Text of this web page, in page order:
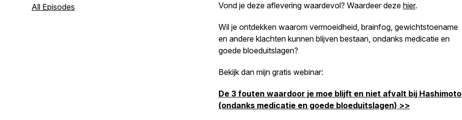
All Episodes Vond je deze aflevering waardevol? Waardeer deze hier.
Wil je ontdekken waarom vermoeidheid, brainfog, gewichtstoename
en andere klachten kunnen blijven bestaan, ondanks medicatie en
goede bloeduitslagen?
Bekijk dan mijn gratis webinar:
De 3 fouten waardoor je moe blijft en niet afvalt bij Hashimoto
(ondanks medicatie en goede bloeduitslagen) >>